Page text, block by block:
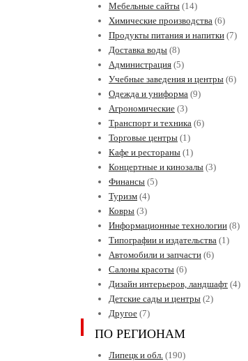
Мебельные сайты (14)
Химические производства (6)
Продукты питания и напитки (7)
Доставка воды (8)
Администрация (5)
Учебные заведения и центры (6)
Одежда и униформа (9)
Агрономические (3)
Транспорт и техника (6)
Торговые центры (1)
Кафе и рестораны (1)
Концертные и кинозалы (3)
Финансы (5)
Туризм (4)
Ковры (3)
Информационные технологии (8)
Типографии и издательства (1)
Автомобили и запчасти (6)
Салоны красоты (6)
Дизайн интерьеров, ландшафт (4)
Детские сады и центры (2)
Другое (7)
ПО РЕГИОНАМ
Липецк и обл. (190)